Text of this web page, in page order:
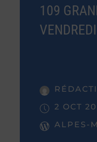
109
2 OCT
ALPES-